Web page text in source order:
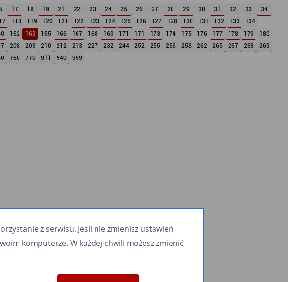
17 18 19 21 22 23 24 25 26 27 28 29 30 31 32 33
34
118 119 120 121 122 123 124 125 126 127 128 130 131 132 133
134
162 163 165 166 167 168 169 171 171 173 174 175 176 177 178 179
180
208 209 210 212 213 227 232 244 252 255 256 258 262 265 267 268
269
760 770 911 940 959
z serwisu. Jeśli nie zmienisz ustawień
komputerze. W każdej chwili możesz zmienić